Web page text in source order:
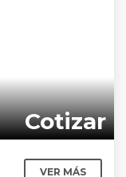
Cotizar
VER MÁS